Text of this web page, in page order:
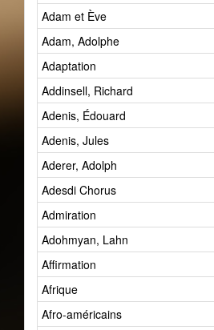
Adam et Ève
Adam, Adolphe
Adaptation
Addinsell, Richard
Adenis, Édouard
Adenis, Jules
Aderer, Adolph
Adesdi Chorus
Admiration
Adohmyan, Lahn
Affirmation
Afrique
Afro-américains